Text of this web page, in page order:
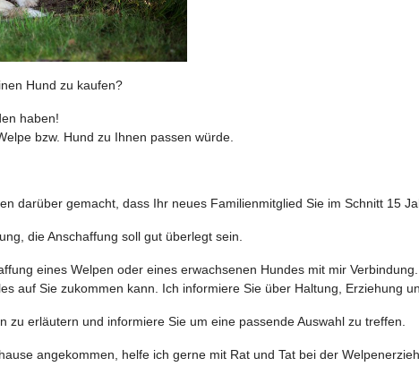
Hund zu kaufen?
haben!
bzw. Hund zu Ihnen passen würde.
darüber gemacht, dass Ihr neues Familienmitglied Sie im Schnitt 15
die Anschaffung soll gut überlegt sein.
eines Welpen oder eines erwachsenen Hundes mit mir
auf Sie zukommen kann. Ich informiere Sie über Haltung, Erziehung
zu erläutern und informiere Sie um eine passende Auswahl zu treffen.
angekommen, helfe ich gerne mit Rat und Tat bei der